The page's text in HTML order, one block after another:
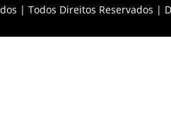
| Todos Direitos Reservados |